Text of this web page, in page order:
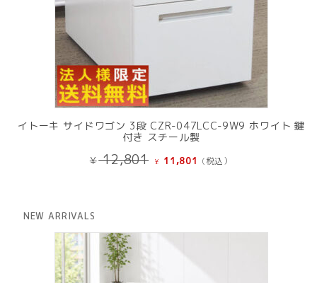
イトーキ サイドワゴン 3段 CZR-047LCC-9W9 ホワイト 鍵
付き スチール製
¥12,801 元
¥ 11,801 現
(税込）
NEW ARRIVALS